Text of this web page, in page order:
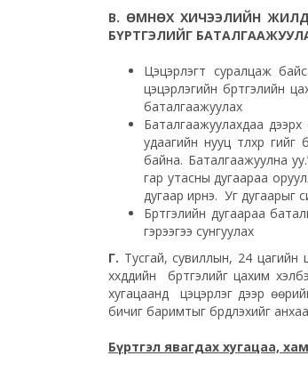
В. ӨМНӨХ ХИЧЭЭЛИЙН
БҮРТГЭЛИЙГ
Цэцэрлэгт суралцаж
цэцэрлэгийн бүртгэлийн
баталгаажуулах
Баталгаажуулахдаа дээрх
удаагийн нууц түлхүүр
байна. Баталгаажуулна
гар утасны дугаараа
дугаар ирнэ. Уг дугаарыг
Бүртгэлийн дугаараа
гэрээгээ сунгуулах
Г. Тусгай, сувиллын, 24 цагийн
хүүхдүүдийн бүртгэлийг цахим
хугацаанд цэцэрлэг дээр
бичиг баримтыг бүрдүүлэхийг
Бүртгэл явагдах хугацаа,